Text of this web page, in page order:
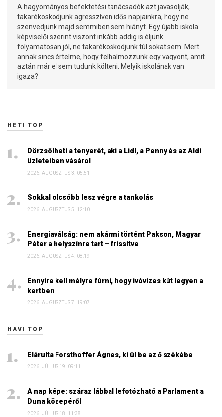
A hagyományos befektetési tanácsadók azt javasolják,
takarékoskodjunk agresszíven idős napjainkra, hogy ne
szenvedjünk majd semmiben sem hiányt. Egy újabb iskola
képviselői szerint viszont inkább addig is éljünk
folyamatosan jól, ne takarékoskodjunk túl sokat sem. Mert
annak sincs értelme, hogy felhalmozzunk egy vagyont, amit
aztán már el sem tudunk költeni. Melyik iskolának van
igaza?
HETI TOP
Dörzsölheti a tenyerét, aki a Lidl, a Penny és az Aldi
üzleteiben vásárol
2026. AUGUSZTUS 3. 05:51
Sokkal olcsóbb lesz végre a tankolás
2026. AUGUSZTUS 5. 12:10
Energiaválság: nem akármi történt Pakson, Magyar
Péter a helyszínre tart – frissítve
2026. AUGUSZTUS 4. 08:19
Ennyire kell mélyre fúrni, hogy ivóvizes kút legyen a
kertben
2026. AUGUSZTUS 7. 19:07
HAVI TOP
Elárulta Forsthoffer Ágnes, ki ül be az ő székébe
2026. JÚLIUS 19. 09:11
A nap képe: száraz lábbal lefotózható a Parlament a
Duna közepéről
2026. JÚLIUS 18. 11:38